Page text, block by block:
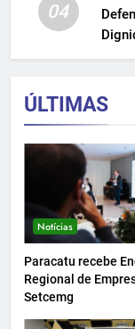
04
ÚLTIMAS
Notícias
Paracatu recebe
Regional de
Setcemg